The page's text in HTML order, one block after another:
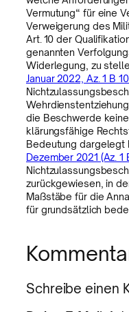
Vermutung“ für eine
Verweigerung des
Art. 10 der
genannten
Widerlegung, zu
Januar 2022, Az. 1 B
die Beschwerde
klärungsfähige
Bedeutung dargelegt
Dezember 2021 (Az. 1
zurückgewiesen, in
Maßstäbe für die
für grundsätzlich
Schreibe einen